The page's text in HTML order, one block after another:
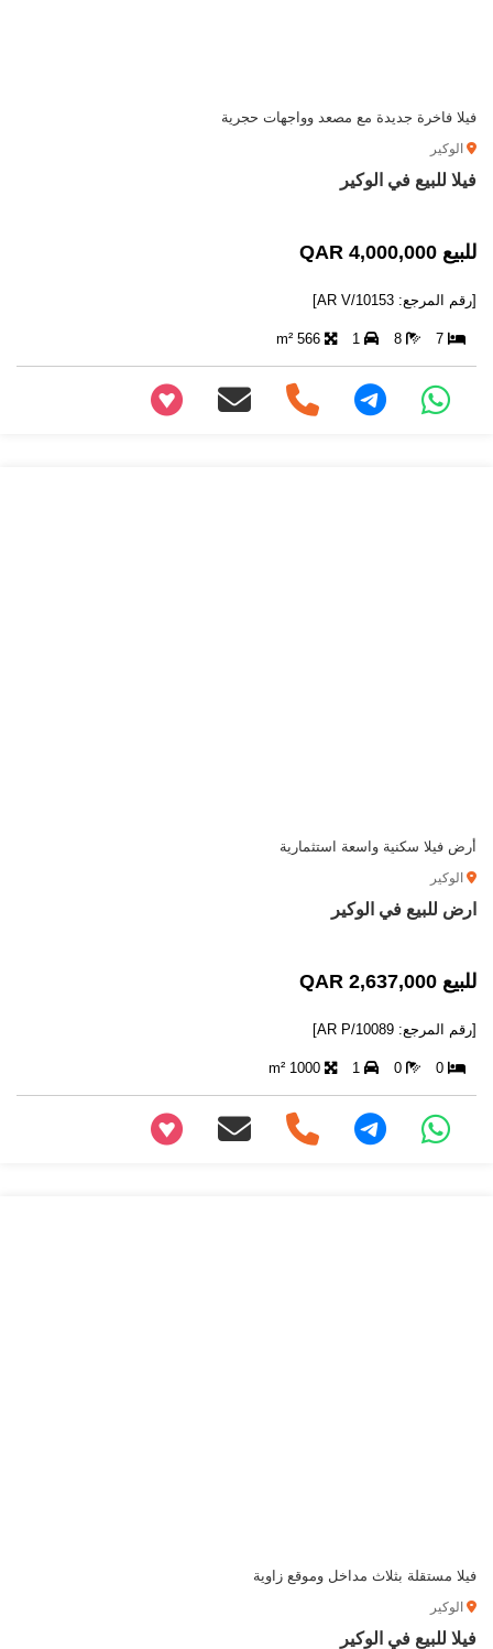
فيلا فاخرة جديدة مع مصعد وواجهات حجرية
الوكير
فيلا للبيع في الوكير
للبيع 4,000,000 QAR
[رقم المرجع: AR V/10153]
7
8
1
566 m²
أرض فيلا سكنية واسعة استثمارية
الوكير
ارض للبيع في الوكير
للبيع 2,637,000 QAR
[رقم المرجع: AR P/10089]
0
0
1
1000 m²
فيلا مستقلة بثلاث مداخل وموقع زاوية
الوكير
فيلا للبيع في الوكير